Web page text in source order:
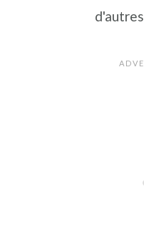
d'autres